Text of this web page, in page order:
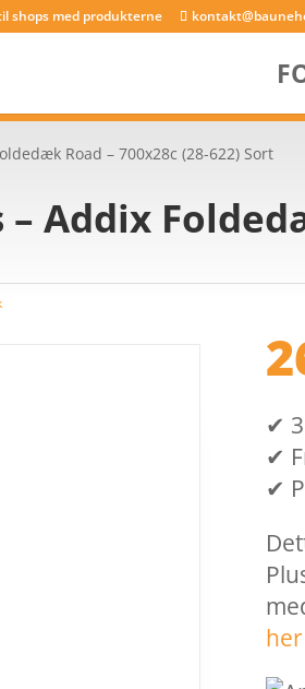
shops med produkterne
Road – 700x28c (28-622) Sort
Addix
✔
✔
✔
her